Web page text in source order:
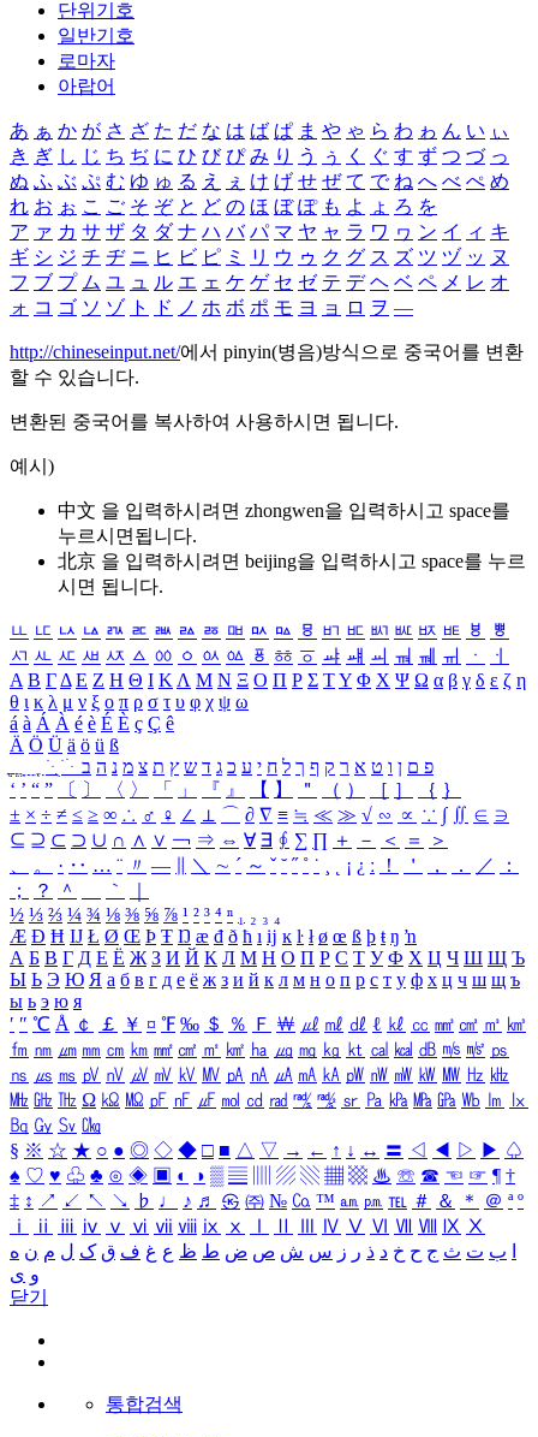
단위기호
일반기호
로마자
아랍어
あ ぁ か が さ ざ た だ な は ば ぱ ま や ゃ ら わ ゎ ん い ぃ
き ぎ し じ ち ぢ に ひ び ぴ み り う ぅ く ぐ す ず つ づ っ
ぬ ふ ぶ ぷ む ゆ ゅ る え ぇ け げ せ ぜ て で ね へ べ ぺ め
れ お ぉ こ ご そ ぞ と ど の ほ ぼ ぽ も よ ょ ろ を
ア ァ カ サ ザ タ ダ ナ ハ バ パ マ ヤ ャ ラ ワ ヮ ン イ ィ キ
ギ シ ジ チ ヂ ニ ヒ ビ ピ ミ リ ウ ゥ ク グ ス ズ ツ ヅ ッ ヌ
フ ブ プ ム ユ ュ ル エ ェ ケ ゲ セ ゼ テ デ ヘ ベ ペ メ レ オ
ォ コ ゴ ソ ゾ ト ド ノ ホ ボ ポ モ ヨ ョ ロ ヲ ―
http://chineseinput.net/에서 pinyin(병음)방식으로 중국어를 변환
할 수 있습니다.
변환된 중국어를 복사하여 사용하시면 됩니다.
예시)
中文 을 입력하시려면 zhongwen을 입력하시고 space를
누르시면됩니다.
北京 을 입력하시려면 beijing을 입력하시고 space를 누르
시면 됩니다.
ㅥ ㅦ ㅧ ㅨ ㅩ ㅪ ㅫ ㅬ ㅭ ㅮ ㅯ ㅰ ㅱ ㅲ ㅳ ㅴ ㅵ ㅶ ㅷ ㅸ
ㅹ
ㅺ ㅻ ㅼ ㅽ ㅾ ㅿ ㆀ ㆁ ㆂ ㆃ ㆄ ㆅ ㆆ ㆇ ㆈ ㆉ ㆊ ㆋ ㆌ ㆍ
ㆎ
Α Β ΓΔ Ε Ζ Η Θ Ι ΚΛ Μ Ν Ξ Ο Π Ρ Σ ΤΥ Φ Χ Ψ Ω α β γ δ ε ζ η
θ ι κ λ μ ν ξ ο π ρ σ τ υ φ χ ψ ω
á à Á À é è É È ç Ç ê
Ä Ö Ü ä ö ü ß
ִֶֹ ֻּ ׁׂ פ ם ן ו ט א ר ק ף ך ל ח י ע כ ג ד ש ץ ת צ מ נ ה ב
‘ ’ “ ” 〔 〕 〈 〉 「 」 『 』 【 】 ＂ （ ） ［ ］ ｛ ｝
± × ÷ ≠ ≤ ≥ ∞ ∴ ♂ ♀ ∠ ⊥ ⌒ ∂ ∇ ≡ ≒ ≪ ≫ √ ∽ ∝ ∵ ∫ ∬ ∈ ∋
⊆ ⊇ ⊂ ⊃ ∪ ∩ ∧ ∨ ￢ ⇒ ⇔ ∀ ∃ ∮ ∑ ∏ ＋ － ＜ ＝
＞
、
。 · ‥ … ¨ 〃 ― ＼ ∼ ´ ～ ˇ ˘ ˝ ˚ ˙ ¸ ¡ ¿ ː ！ ＇ ， ． ／
：
；
？ ＾ ｀
½ ⅓ ⅔ ¼ ¾ ⅛ ⅜ ⅝ ⅞ ¹ ² ³ ⁴ ⁿ ₁ ₂ ₃ ₄
Æ Ð Ħ Ĳ Ł Ø Œ Þ Ŧ Ŋ æ đ ð ħ ı ĳ ĸ ŀ ł ø œ ß þ ŧ ŋ ŉ
А Б В Г Д Е Ё Ж З И Й К Л М Н О П Р С Т У Ф Х Ц Ч Ш Щ Ъ
Ы Ь Э Ю Я а б в г д е ё ж з и й к л м н о п р с т у ф х ц ч ш щ ъ
ы ь э ю я
′ ″ ℃ Å ￠ ￡ ￥ ¤ ℉ ‰ ＄ ％ Ｆ ￦ ㎕ ㎖ ㎗ ℓ ㎘ ㏄ ㎣ ㎤ ㎥ ㎦
㎙ ㎚ ㎛ ㎜ ㎝ ㎞ ㎟ ㎠ ㎡ ㎢ ㏊ ㎍ ㎎ ㎏ ㏏ ㎈ ㎉ ㏈ ㎧ ㎨ ㎰
㎱ ㎲ ㎳ ㎴ ㎵ ㎶ ㎷ ㎸ ㎹ ㎀ ㎁ ㎂ ㎃ ㎄ ㎺ ㎻ ㎽ ㎾ ㎿ ㎐ ㎑
㎒ ㎓ ㎔ Ω ㏀ ㏁ ㎊ ㎋ ㎌ ㏖ ㏅ ㎭ ㎮ ㎯ ㏛ ㎩ ㎪ ㎫ ㎬ ㏝ ㏐
㏓
㏃ ㏉ ㏜ ㏆
§ ※ ☆ ★ ○ ● ◎ ◇ ◆ □ ■ △ ▽ → ← ↑ ↓ ↔ 〓 ◁ ◀ ▷ ▶ ♤
♠ ♡ ♥ ♧ ♣ ⊙ ◈ ▣ ◐ ◑ ▒ ▤ ▨ ▧ ▦ ▩ ♨ ☏ ☎ ☜ ☞ ¶ †
‡ ↕ ↗ ↙ ↖ ↘ ♭ ♩ ♪ ♬ ㉿ ㈜ № ㏇ ™ ㏂ ㏘ ℡ ＃ ＆ ＊ ＠ ª º
ⅰ
ⅱ ⅲ ⅳ ⅴ ⅵ ⅶ ⅷ ⅸ ⅹ Ⅳ Ⅴ Ⅵ Ⅶ Ⅷ Ⅸ Ⅹ
ب ت ث ج ح خ د ذ ر ز س ش ص ض ط ظ ع غ ف ق ک ل م ن ه
و ی
닫기
통합검색